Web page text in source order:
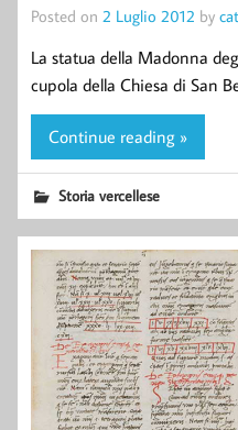
Posted on 2 Luglio 2012 by
La statua della Madonna
cupola della Chiesa di San
Continue reading »
Storia vercellese